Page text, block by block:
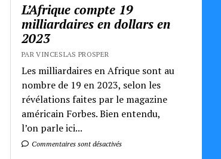
L’Afrique compte 19
milliardaires en dollars en
2023
PAR VINCESLAS PROSPER
Les milliardaires en Afrique sont au
nombre de 19 en 2023, selon les
révélations faites par le magazine
américain Forbes. Bien entendu,
l’on parle ici...
Commentaires sont désactivés